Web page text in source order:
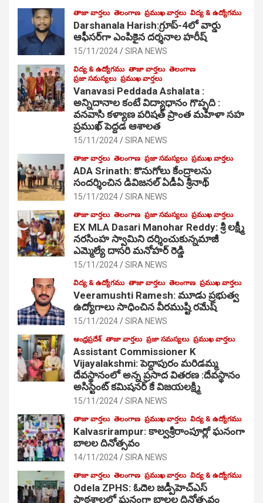
తాజా వార్తలు తెలంగాణ ప్రముఖ వార్తలు విద్య & ఉద్యోగము
Darshanala Harish:గ్రూప్-4లో వార్డు
ఆఫీసర్‌గా ఎంపికైన దర్శనాల హరీష్
15/11/2024 SIRA NEWS
విద్య & ఉద్యోగము తాజా వార్తలు తెలంగాణ
ప్రజా సమస్యలు ప్రముఖ వార్తలు
Vanavasi Peddada Ashalata :
అన్నిదానాల కంటే విద్యాధానం గొప్పది :
వనవాసి కళ్యాణ పరిషత్ ప్రాంత మహిళా సహ
ప్రముఖ్ పెద్దడ ఆశాలత
15/11/2024 SIRA NEWS
తాజా వార్తలు తెలంగాణ ప్రజా సమస్యలు ప్రముఖ వార్తలు
ADA Srinath: కొనుగోలు కేంద్రాల‌ను
సంద‌ర్శించిన డివిజనల్ ఏడీఏ శ్రీనాథ్
15/11/2024 SIRA NEWS
తాజా వార్తలు తెలంగాణ ప్రజా సమస్యలు ప్రముఖ వార్తలు
EX MLA Dasari Manohar Reddy: శ్రీ లక్ష్మీ
నరసింహ స్వామిని దర్శించుకున్నమాజీ
ఎమ్మెల్యే దాసరి మనోహర్ రెడ్డి
15/11/2024 SIRA NEWS
విద్య & ఉద్యోగము తాజా వార్తలు తెలంగాణ ప్రముఖ వార్తలు
Veeramushti Ramesh: మూడు ప్రభుత్వ
ఉద్యోగాలు సాధించిన వీరముష్టి రమేష్
15/11/2024 SIRA NEWS
ఆంధ్రప్రదేశ్ తాజా వార్తలు ప్రజా సమస్యలు ప్రముఖ వార్తలు
Assistant Commissioner K
Vijayalakshmi: పెద్దాపురం మరిడమ్మ
దేవస్థానంలో అన్న ప్రసాద వితరణ :దేవస్థానం
అసిస్టెంట్ కమిషనర్ కే విజయలక్ష్మి
15/11/2024 SIRA NEWS
తాజా వార్తలు తెలంగాణ ప్రముఖ వార్తలు విద్య & ఉద్యోగము
Kalvasrirampur: కాల్వశ్రీరాంపూర్లో ఘనంగా
బాలల దినోత్సవం
14/11/2024 SIRA NEWS
తాజా వార్తలు తెలంగాణ ప్రముఖ వార్తలు విద్య & ఉద్యోగము
Odela ZPHS: ఓదెల జ‌డ్పీహెచ్ఎస్
పాఠ‌శాల‌లో ఘనంగా బాలల దినోత్సవం